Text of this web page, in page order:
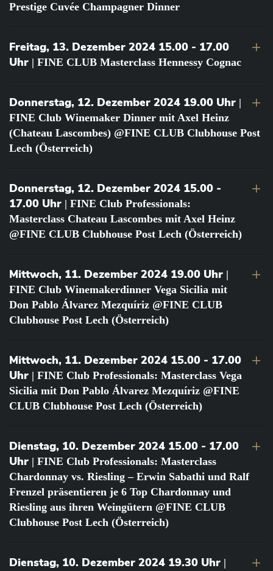
Prestige Cuvée Champagner Dinner
Freitag, 13. Dezember 2024 15.00 - 17.00
Uhr | FINE CLUB Masterclass Hennessy Cognac
Donnerstag, 12. Dezember 2024 19.00 Uhr |
FINE Club Winemaker Dinner mit Axel Heinz
(Chateau Lascombes) @FINE CLUB Clubhouse Post
Lech (Österreich)
Donnerstag, 12. Dezember 2024 15.00 -
17.00 Uhr | FINE Club Professionals:
Masterclass Chateau Lascombes mit Axel Heinz
@FINE CLUB Clubhouse Post Lech (Österreich)
Mittwoch, 11. Dezember 2024 19.00 Uhr |
FINE Club Winemakerdinner Vega Sicilia mit
Don Pablo Álvarez Mezquíriz @FINE CLUB
Clubhouse Post Lech (Österreich)
Mittwoch, 11. Dezember 2024 15.00 - 17.00
Uhr | FINE Club Professionals: Masterclass Vega
Sicilia mit Don Pablo Álvarez Mezquíriz @FINE
CLUB Clubhouse Post Lech (Österreich)
Dienstag, 10. Dezember 2024 15.00 - 17.00
Uhr | FINE Club Professionals: Masterclass
Chardonnay vs. Riesling – Erwin Sabathi und Ralf
Frenzel präsentieren je 6 Top Chardonnay und
Riesling aus ihren Weingütern @FINE CLUB
Clubhouse Post Lech (Österreich)
Dienstag, 10. Dezember 2024 19.30 Uhr |